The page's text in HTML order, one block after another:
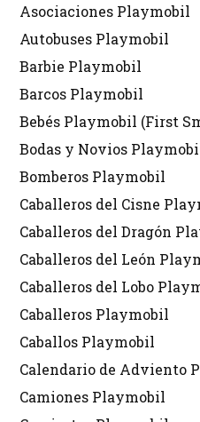
Asociaciones Playmobil
Autobuses Playmobil
Barbie Playmobil
Barcos Playmobil
Bebés Playmobil (First
Bodas y Novios
Bomberos Playmobil
Caballeros del Cisne
Caballeros del Dragón
Caballeros del León
Caballeros del Lobo
Caballeros Playmobil
Caballos Playmobil
Calendario de Adviento
Camiones Playmobil